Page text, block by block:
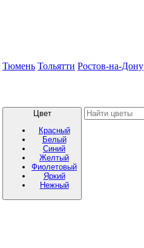
Тюмень Тольятти Ростов-на-Дону
Цвет
Красный
Белый
Синий
Желтый
Фиолетовый
Яркий
Нежный